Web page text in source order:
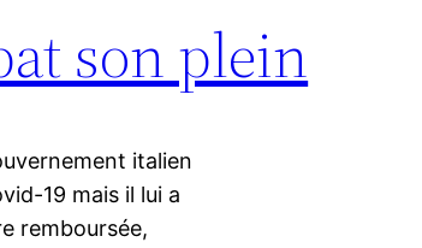
son plein
italien
19 mais il lui a
remboursée,